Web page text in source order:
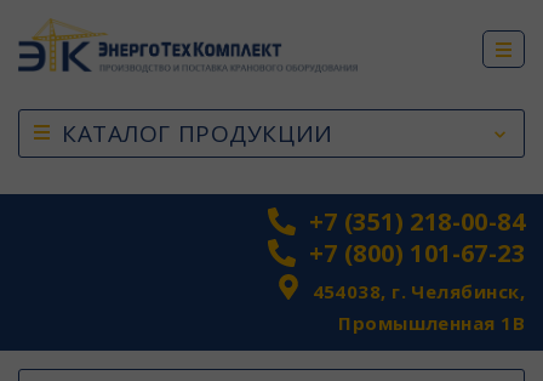
КАТАЛОГ ПРОДУКЦИИ
+7 (351) 218-00-84
+7 (800) 101-67-23
454038, г. Челябинск,
Промышленная 1В
top